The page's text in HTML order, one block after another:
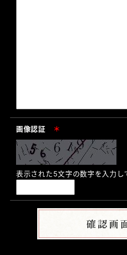
画像認証 ＊
表示された5文字の数字を入力し